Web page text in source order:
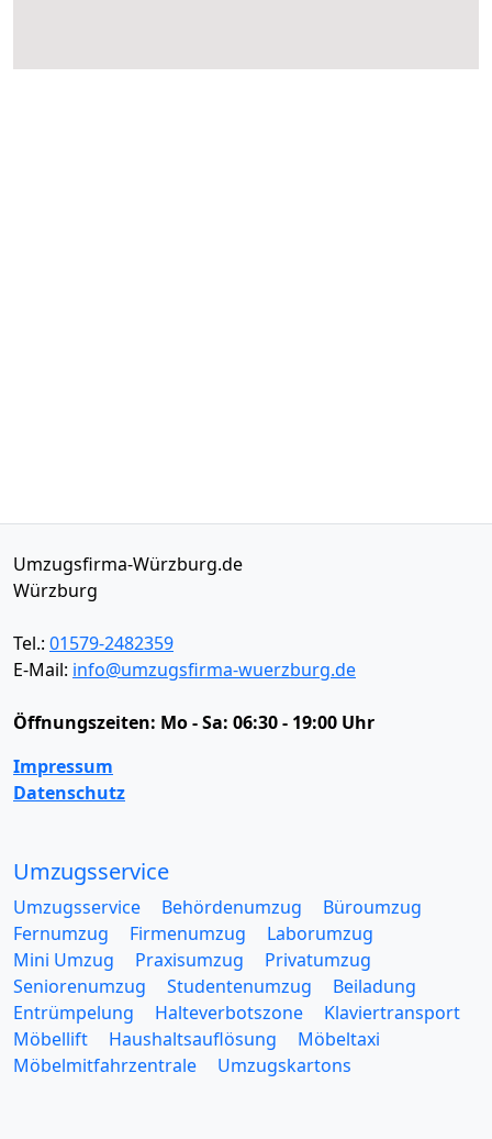
Umzugsfirma-Würzburg.de
Würzburg
Tel.: 01579-2482359
E-Mail: info@umzugsfirma-wuerzburg.de
Öffnungszeiten: Mo - Sa: 06:30 - 19:00 Uhr
Impressum
Datenschutz
Umzugsservice
Umzugsservice Behördenumzug
Büroumzug
Fernumzug
Firmenumzug
Laborumzug
Mini Umzug
Praxisumzug
Privatumzug
Seniorenumzug
Studentenumzug
Beiladung
Entrümpelung
Halteverbotszone
Klaviertransport
Möbellift
Haushaltsauflösung
Möbeltaxi
Möbelmitfahrzentrale
Umzugskartons